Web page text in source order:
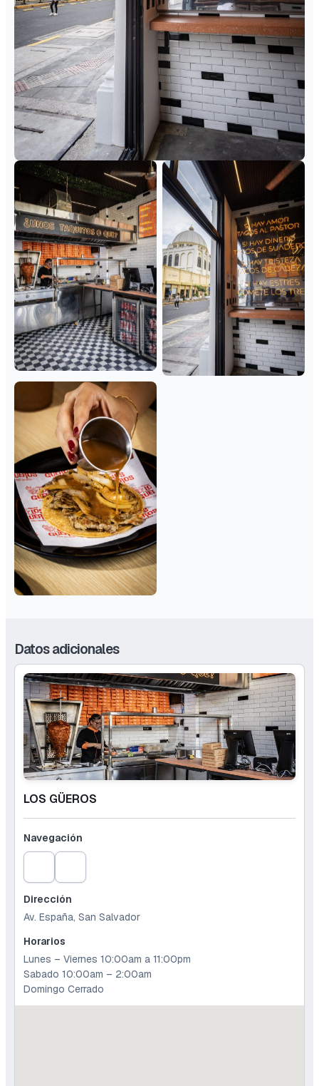
Datos adicionales
LOS GÜEROS
Navegación
Dirección
Av. España, San Salvador
Horarios
Lunes – Viernes 10:00am a 11:00pm
Sabado 10:00am – 2:00am
Domingo Cerrado